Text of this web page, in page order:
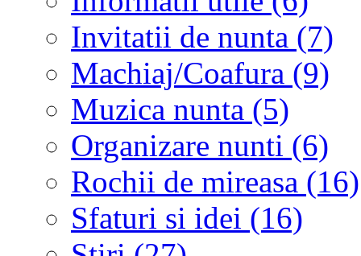
Invitatii de nunta (7)
Machiaj/Coafura (9)
Muzica nunta (5)
Organizare nunti (6)
Rochii de mireasa (16)
Sfaturi si idei (16)